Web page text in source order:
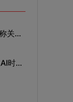
Morketing每日监测3.7：盒马鲜生称关店是正常淘汰尾部店；TikTok回应美议员要求字节165天内剥离TikTok；B站成立自研游戏发行部
2023全年利润增长39%，百度踏上AI时代的巨轮